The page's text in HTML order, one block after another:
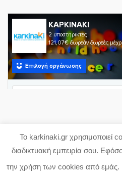
Copyright 2023
Powered with
Το karkinaki.gr χρησιμοποιεί
διαδικτυακή εμπειρία σου.
την χρήση των cookies από εμάς.